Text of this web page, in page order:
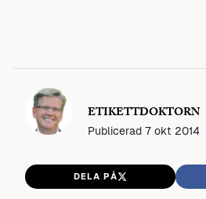
ETIKETTDOKTORN
Publicerad 7 okt 2014
DELA PÅ